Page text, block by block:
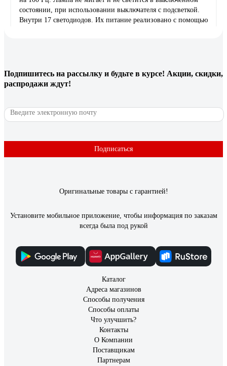
состоянии, при использовании выключателя с подсветкой.
Внутри 17 светодиодов. Их питание реализовано с помощью
указано на упаковке. Оптические параметры измерены
прибором Opple light master III(PRO).
9 отзывов
298 отзывов
Отзыв о светодиодной лампе ФОТОН LED
Пользователь 18.09.2021
Приятный мягкий белый свет
Подпишитесь на рассылку и будьте в курсе! Акции, скидки,
распродажи ждут!
Подписаться
Оригинальные товары с гарантией!
Установите мобильное приложение, чтобы информация по заказам
всегда была под рукой
Каталог
Адреса магазинов
Способы получения
Способы оплаты
Что улучшить?
Контакты
О Компании
Поставщикам
Партнерам